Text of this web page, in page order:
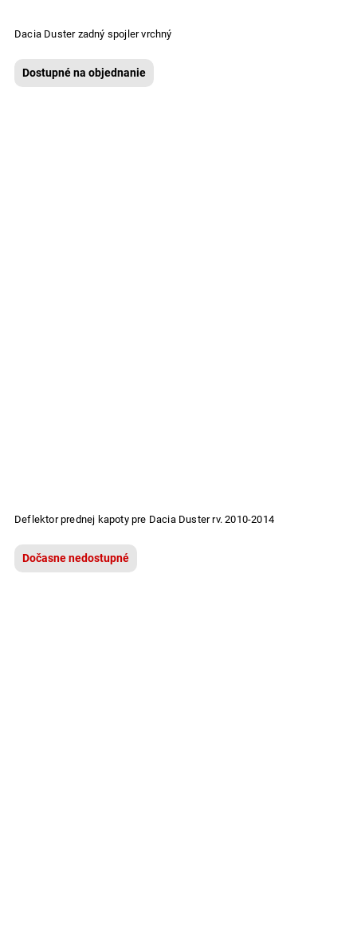
Dacia Duster zadný spojler vrchný
Dostupné na objednanie
Deflektor prednej kapoty pre Dacia Duster rv. 2010-2014
Dočasne nedostupné